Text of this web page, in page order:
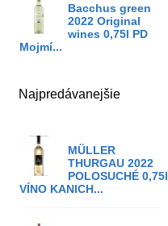
Bacchus green
2022 Original
wines 0,75l PD
Mojmí...
Najpredávanejšie
MÜLLER
THURGAU 2022
POLOSUCHÉ 0,75l
VÍNO KANICH...